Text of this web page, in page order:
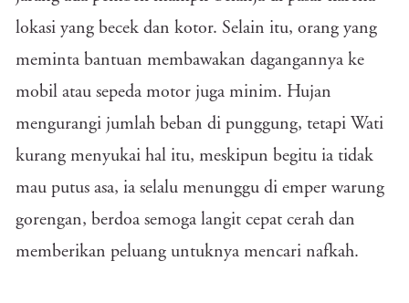
lokasi yang becek dan kotor. Selain itu, orang yang
meminta bantuan membawakan dagangannya ke
mobil atau sepeda motor juga minim. Hujan
mengurangi jumlah beban di punggung, tetapi Wati
kurang menyukai hal itu, meskipun begitu ia tidak
mau putus asa, ia selalu menunggu di emper warung
gorengan, berdoa semoga langit cepat cerah dan
memberikan peluang untuknya mencari nafkah.